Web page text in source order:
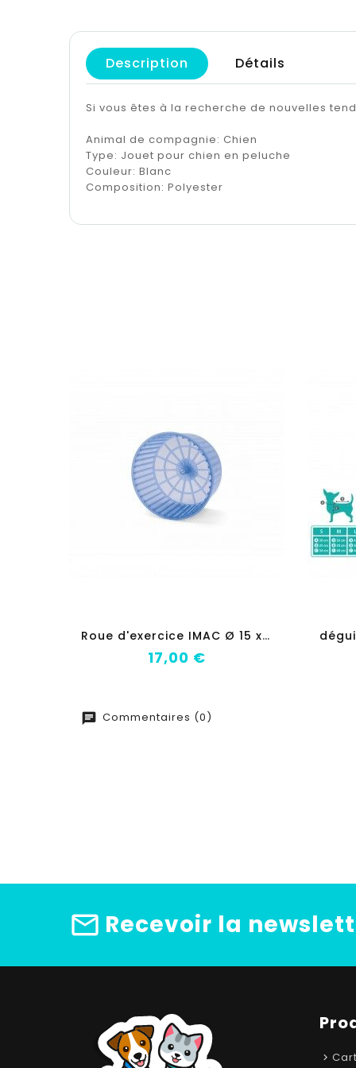
Description Détails
Si vous êtes à la recherche de nouvelles
Animal de compagnie: Chien
Type: Jouet pour chien en peluche
Couleur: Blanc
Composition: Polyester
R
oue d'exercice IMAC Ø 15 x 10 cm
Prix
17,00 €
Commentaires (0)
Recevoir la